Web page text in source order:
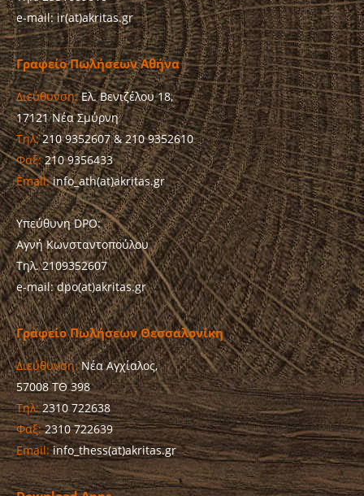
e-mail: ir(at)akritas.gr
Γραφείο Πωλήσεων Αθήνα
Διεύθυνση:Ελ. Βενιζέλου 18,
17121 Νέα Σμύρνη
Τηλ:210 9352607 & 210 9352610
Φαξ:210 9356433
Email:info_ath(at)akritas.gr
Υπεύθυνη DPO:
Αγνή Κωνσταντοπούλου
Τηλ. 2109352607
e-mail: dpo(at)akritas.gr
Γραφείο Πωλήσεων Θεσσαλονίκη
Διεύθυνση:Νέα Αγχίαλος,
57008 ΤΘ 398
Τηλ:2310 722638
Φαξ:2310 722639
Email:info_thess(at)akritas.gr